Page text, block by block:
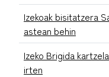
Izekoak bisitatzera
astean behin
Izeko Brigida
irten